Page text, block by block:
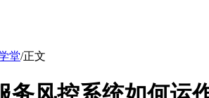
堂/正文